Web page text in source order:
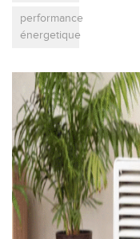
performance
énergetique